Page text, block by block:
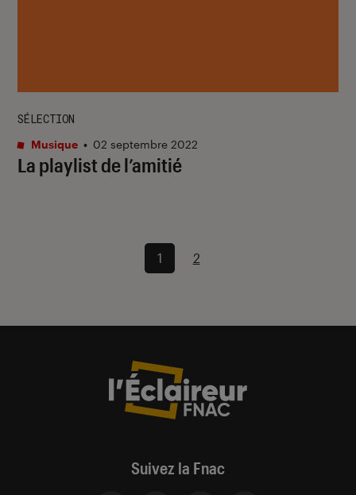
La playlist de l’amitié
SÉLECTION
Musique • 02 septembre 2022
1 2
Suivez la Fnac